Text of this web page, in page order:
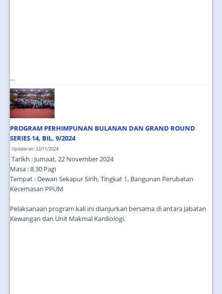
...
PROGRAM PERHIMPUNAN BULANAN DAN GRAND ROUND
SERIES 14, BIL. 9/2024
Update on: 22/11/2024
Tarikh : Jumaat, 22 November 2024
Masa : 8.30 Pagi
Tempat : Dewan Sekapur Sirih, Tingkat 1, Bangunan Perubatan
Kecemasan PPUM
Pelaksanaan program kali ini dianjurkan bersama di antara Jabatan
Kewangan dan Unit Makmal Kardiologi.